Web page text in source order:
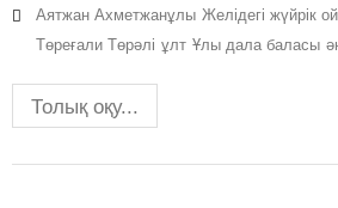
Аятжан Ахметжанұлы Желідегі жүйрік ой
Төреғали Төрәлі ұлт Ұлы дала баласы
Толық оқу...